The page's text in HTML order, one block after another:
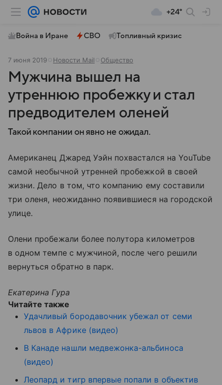
+24°
Война в Иране СВО Топливный кризис
7 июня 2019 Новости Mail Общество
Мужчина вышел на
утреннюю пробежку и стал
предводителем оленей
Такой компании он явно не ожидал.
Американец Джаред Уэйн похвастался на YouTube
самой необычной утренней пробежкой в своей
жизни. Дело в том, что компанию ему составили
три оленя, неожиданно появившиеся на городской
улице.
Олени пробежали более полутора километров
в одном темпе с мужчиной, после чего решили
вернуться обратно в парк.
Екатерина Гура
Читайте также
Удачливый бородавочник убежал от семи
львов в Африке (видео)
В Канаде нашли медвежонка-альбиноса
(видео)
Леопард и тигр впервые попали в объектив